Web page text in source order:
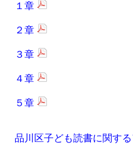
１章
２章
３章
４章
５章
品川区子ども読書に関す